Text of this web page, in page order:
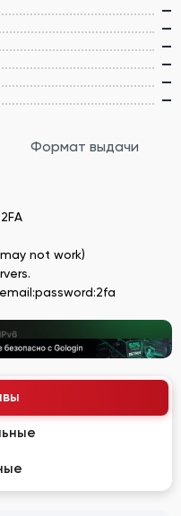
—
—
—
—
—
—
Формат выдачи
not work)